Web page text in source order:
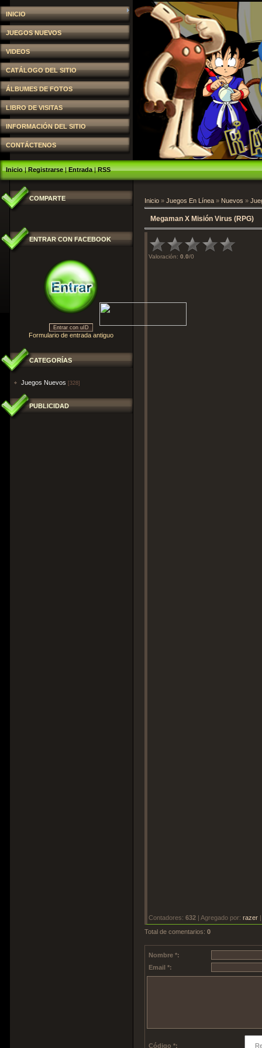
INICIO
JUEGOS NUEVOS
VIDEOS
CATÁLOGO DEL SITIO
ÁLBUMES DE FOTOS
LIBRO DE VISITAS
INFORMACIÓN DEL SITIO
CONTÁCTENOS
Inicio|Registrarse|Entrada|RSS
COMPARTE
ENTRAR CON FACEBOOK
Entrar con uID
Formulario de entrada antiguo
CATEGORÍAS
Juegos Nuevos [328]
PUBLICIDAD
Inicio » Juegos En Línea » Nuevos »
Megaman X Misión Virus (RPG)
Valoración: 0.0/0
Contadores: 632 Agregado por: razer
Total de comentarios: 0
Nombre *:
Email *:
Código *: